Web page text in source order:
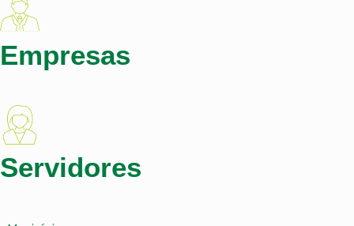
Empresas
Servidores